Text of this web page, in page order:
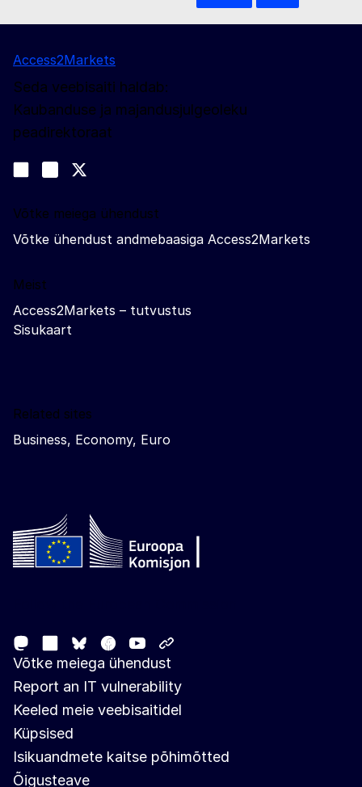
Access2Markets
Seda veebisaiti haldab:
Kaubanduse ja majandusjulgeoleku
peadirektoraat
Join us on LinkedIn
Trade-Off podcast
Võtke meiega ühendust
Võtke ühendust andmebaasiga Access2Markets
Meist
Access2Markets – tutvustus
Sisukaart
Related sites
Business, Economy, Euro
MastodonLinkedIn
Bluesky
Facebook
Youtube
Võtke meiega ühendust
Report an IT vulnerability
Keeled meie veebisaitidel
Küpsised
Isikuandmete kaitse põhimõtted
Õigusteave